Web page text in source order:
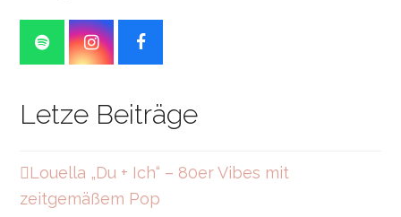
S
p
i
I
n
a
a
m
F
a
b
k
Letze Beiträge
Louella „Du + Ich“ – 80er Vibes mit
zeitgemäßem Pop